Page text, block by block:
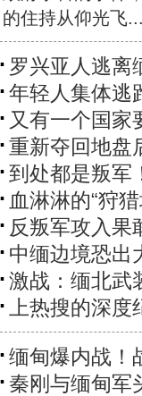
的住持从仰光飞
罗兴亚人逃离
年轻人集体逃
又有一个国家
重新夺回地盘
到处都是叛军
血淋淋的“狩
反叛军攻入果
中缅边境恐出
激战：缅北武
上热搜的深
缅甸爆内战！
秦刚与缅甸军